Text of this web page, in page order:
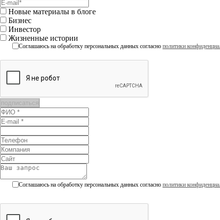
Новые материалы в блоге
Бизнес
Инвестор
Жизненные истории
Соглашаюсь на обработку персональных данных согласно политики
Соглашаюсь на обработку персональных данных согласно политики